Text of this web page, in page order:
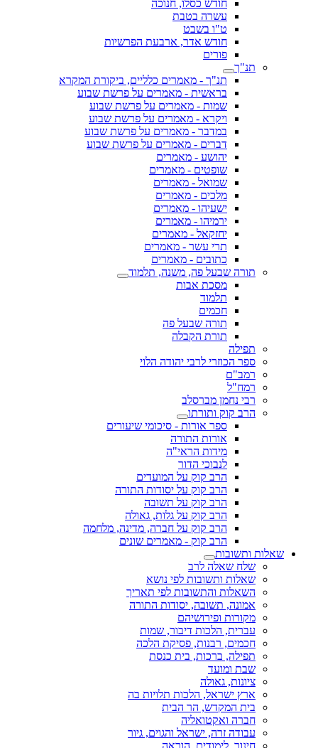
חודש כסלו, חנוכה
עשרה בטבת
ט"ו בשבט
חודש אדר, ארבעת הפרשיות
פורים
תנ"ך
תנ"ך - מאמרים כלליים, ביקורת המקרא
בראשית - מאמרים על פרשת שבוע
שמות - מאמרים על פרשת שבוע
ויקרא - מאמרים על פרשת שבוע
במדבר - מאמרים על פרשת שבוע
דברים - מאמרים על פרשת שבוע
יהושע - מאמרים
שופטים - מאמרים
שמואל - מאמרים
מלכים - מאמרים
ישעיהו - מאמרים
ירמיהו - מאמרים
יחזקאל - מאמרים
תרי עשר - מאמרים
כתובים - מאמרים
תורה שבעל פה, משנה, תלמוד
מסכת אבות
תלמוד
חכמים
תורה שבעל פה
תורת הקבלה
תפילה
ספר הכוזרי לרבי יהודה הלוי
רמב"ם
רמח"ל
רבי נחמן מברסלב
הרב קוק ותורתו
ספר אורות - סיכומי שיעורים
אורות התורה
מידות הראי"ה
לנבוכי הדור
הרב קוק על המועדים
הרב קוק על יסודות התורה
הרב קוק על תשובה
הרב קוק על גלות, גאולה
הרב קוק על חברה, מדינה, מלחמה
הרב קוק - מאמרים שונים
שאלות ותשובות
שלח שאלה לרב
שאלות ותשובות לפי נושא
השאלות והתשובות לפי תאריך
אמונה, תשובה, יסודות התורה
מקורות ופירושיהם
עברית, הלכות דיבור, שמות
חכמים, רבנות, פסיקת הלכה
תפילה, ברכות, בית כנסת
שבת ומועד
ציונות, גאולה
ארץ ישראל, הלכות תלויות בה
בית המקדש, הר הבית
חברה ואקטואליה
עבודה זרה, ישראל והגוים, גיור
חינוך, לימודים, הוראה